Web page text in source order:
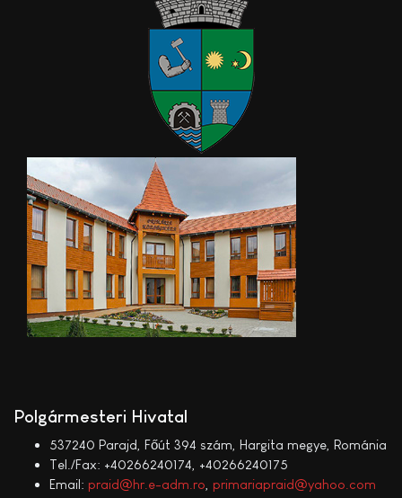
Polgármesteri Hivatal
537240 Parajd, Főút 394 szám, Hargita megye, Románia
Tel./Fax: +40266240174, +40266240175
Email: praid@hr.e-adm.ro primariapraid@yahoo.com